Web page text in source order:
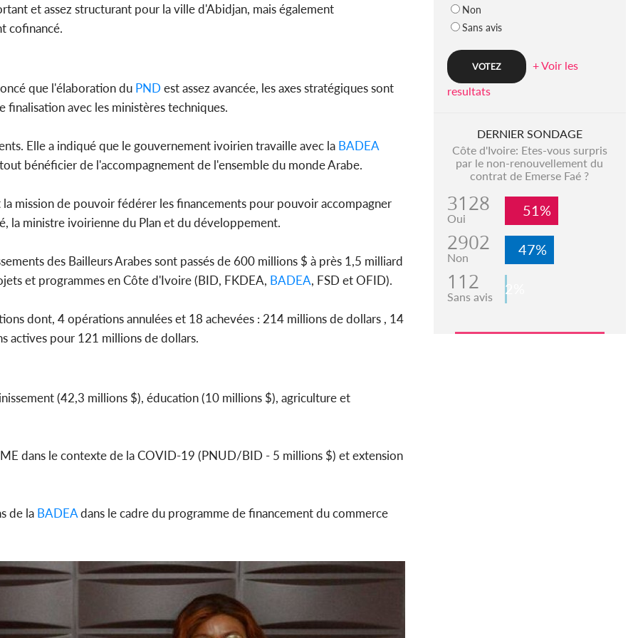
et assez structurant pour la ville d'Abidjan, mais également
cofinancé.
que l'élaboration du PND est assez avancée, les axes stratégiques sont
avec les ministères techniques.
Elle a indiqué que le gouvernement ivoirien travaille avec la BADEA
bénéficier de l'accompagnement de l'ensemble du monde Arabe.
mission de pouvoir fédérer les financements pour pouvoir accompagner
la ministre ivoirienne du Plan et du développement.
des Bailleurs Arabes sont passés de 600 millions $ à près 1,5 milliard
et programmes en Côte d'Ivoire (BID, FKDEA, BADEA, FSD et OFID).
dont, 4 opérations annulées et 18 achevées : 214 millions de dollars , 14
actives pour 121 millions de dollars.
(42,3 millions $), éducation (10 millions $), agriculture et
dans le contexte de la COVID-19 (PNUD/BID - 5 millions $) et extension
de la BADEAdans le cadre du programme de financement du commerce
Non
Sans avis
+ Voir les
resultats
DERNIER SONDAGE
Côte d'Ivoire: Etes-vous surpris
par le non-renouvellement du
contrat de Emerse Faé ?
3128
Oui 51%
2902
Non 47%
112
Sans avis 2%